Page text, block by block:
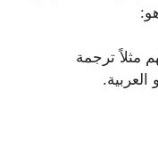
مثلاً ترجمة